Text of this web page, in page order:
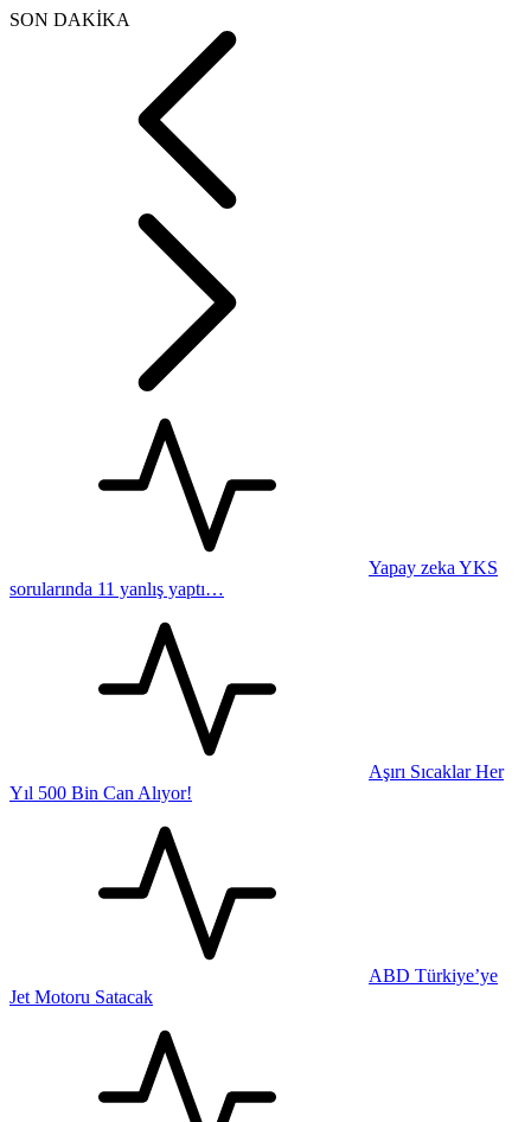
SON DAKİKA
Yapay zeka YKS
sorularında 11 yanlış yaptı…
Aşırı Sıcaklar Her
Yıl 500 Bin Can Alıyor!
ABD Türkiye’ye
Jet Motoru Satacak